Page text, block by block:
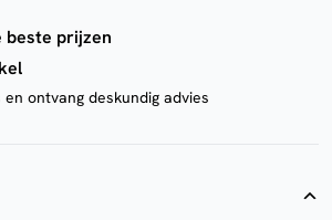
beste prijzen
ontvang deskundig advies